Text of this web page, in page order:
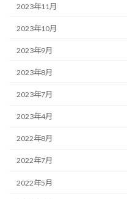
2023年11月
2023年10月
2023年9月
2023年8月
2023年7月
2023年4月
2022年8月
2022年7月
2022年5月